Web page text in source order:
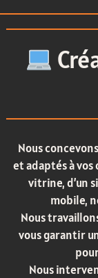
Nous
et adaptés à vos
vitrine, d’un
mobile,
Nous
vous garantir
Nous